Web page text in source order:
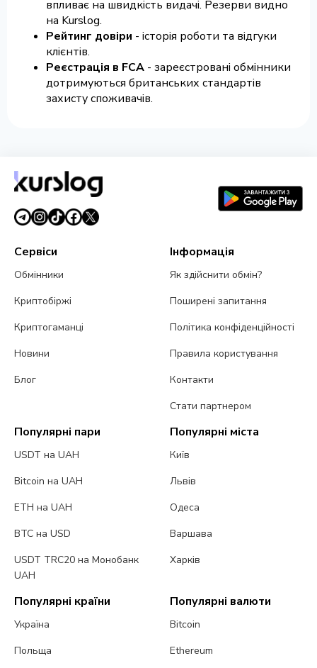
впливає на швидкість видачі. Резерви видно
на Kurslog.
Рейтинг довіри - історія роботи та відгуки
клієнтів.
Реєстрація в FCA - зареєстровані обмінники
дотримуються британських стандартів
захисту споживачів.
Сервіси
Обмінники
Криптобіржі
Криптогаманці
Новини
Блог
Інформація
Як здійснити обмін?
Поширені запитання
Політика конфіденційності
Правила користування
Контакти
Стати партнером
Популярні пари
USDT на UAH
Bitcoin на UAH
ETH на UAH
BTC на USD
USDT TRC20 на Монобанк
UAH
Популярні міста
Київ
Львів
Одеса
Варшава
Харків
Популярні країни
Україна
Польща
Популярні валюти
Bitcoin
Ethereum